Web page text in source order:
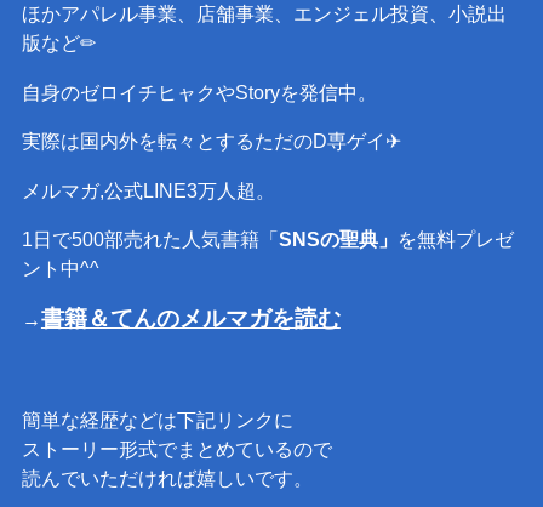
ほかアパレル事業、店舗事業、エンジェル投資、小説出
版など✏︎
自身のゼロイチヒャクやStoryを発信中。
実際は国内外を転々とするただのD専ゲイ✈︎
メルマガ,公式LINE3万人超。
1日で500部売れた人気書籍「SNSの聖典」
を無料プレゼ
ント中^^
→書籍＆てんのメルマガを読む
簡単な経歴などは下記リンクに
ストーリー形式でまとめているので
読んでいただければ嬉しいです。